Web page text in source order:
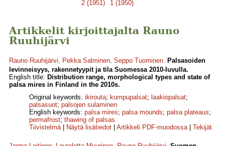
2 (1951)
1 (1950)
Artikkelit kirjoittajalta Rauno
Ruuhijärvi
Rauno Ruuhijärvi, Pekka Salminen, Seppo Tuominen. Palsasoiden
levinneisyys, rakennetyypit ja tila Suomessa 2010-luvulla.
English title: Distribution range, morphological types and state of
palsa mires in Finland in the 2010s.
Original keywords: ikirouta; kumpupalsat; laakiopalsat;
palsasuot; palsojen sulaminen
English keywords: palsa mires; palsa mounds; palsa plateaus;
permafrost; thawing of palsas
Tiivistelmä| Näytä lisätiedot Artikkeli PDF-muodossa| Tekijät